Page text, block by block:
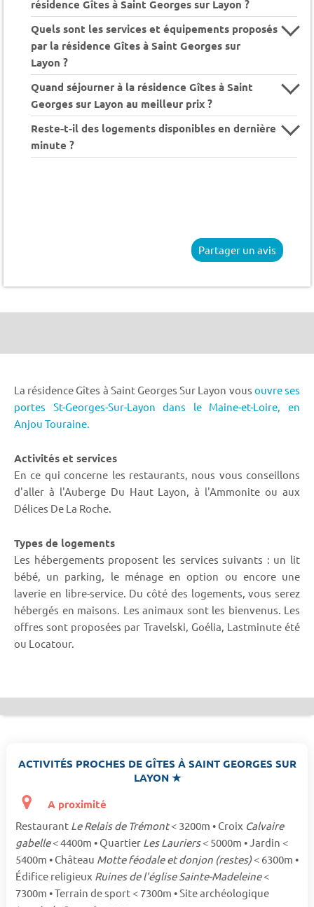
résidence Gîtes à Saint Georges sur Layon ?
Quels sont les services et équipements proposés
par la résidence Gîtes à Saint Georges sur
Layon ?
Quand séjourner à la résidence Gîtes à Saint
Georges sur Layon au meilleur prix ?
Reste-t-il des logements disponibles en dernière
minute ?
Partager un avis
La résidence Gîtes à Saint Georges Sur Layon vous ouvre ses
portes St-Georges-Sur-Layon dans le Maine-et-Loire,
en
Anjou Touraine.
Activités et services
En ce qui concerne les restaurants, nous vous conseillons
d'aller à l'Auberge Du Haut Layon, à l'Ammonite ou aux
Délices De La Roche.
Types de logements
Les hébergements proposent les services suivants : un lit
bébé, un parking, le ménage en option ou encore une
laverie en libre-service. Du côté des logements, vous serez
hébergés en maisons. Les animaux sont les bienvenus. Les
offres sont proposées par Travelski, Goélia, Lastminute été
ou Locatour.
ACTIVITÉS PROCHES DE GÎTES À SAINT GEORGES SUR
LAYON ★
A proximité
Restaurant Le Relais de Trémont< 3200m • Croix Calvaire
gabelle< 4400m • Quartier Les Lauriers< 5000m • Jardin <
5400m • Château Motte féodale et donjon (restes) < 6300m •
Édifice religieux Ruines de l'église Sainte-Madeleine<
7300m • Terrain de sport < 7300m • Site archéologique